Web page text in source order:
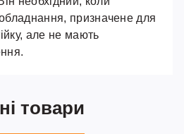
обладнання, призначене для
але не мають
товари